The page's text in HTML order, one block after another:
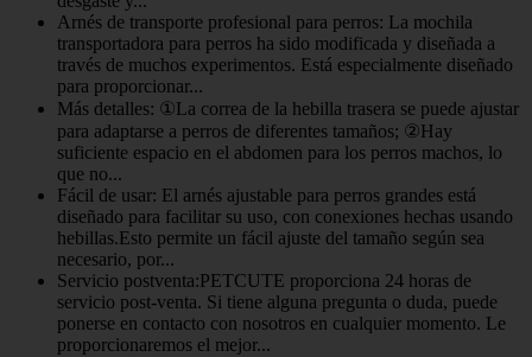
Arnés de transporte profesional para perros: La mochila
transportadora para perros ha sido modificada y diseñada a
través de muchos experimentos. Está especialmente diseñado
para proporcionar...
Más detalles: ①La correa de la hebilla trasera se puede ajustar
para adaptarse a perros de diferentes tamaños; ②Hay
suficiente espacio en el abdomen para los perros machos, lo
que no...
Fácil de usar: El arnés ajustable para perros grandes está
diseñado para facilitar su uso, con conexiones hechas usando
hebillas.Esto permite un fácil ajuste del tamaño según sea
necesario, por...
Servicio postventa:PETCUTE proporciona 24 horas de
servicio post-venta. Si tiene alguna pregunta o duda, puede
ponerse en contacto con nosotros en cualquier momento. Le
proporcionaremos el mejor...